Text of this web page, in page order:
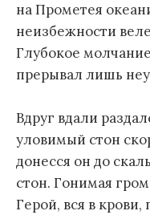
на Прометея
неизбежности
Глубокое
прерывал лишь
Вдруг вдали
уловимый стон
донесся он до
стон. Гонимая
Герой, вся в